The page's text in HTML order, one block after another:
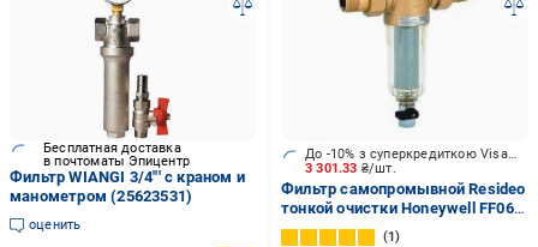
Бесплатная доставка
в почтоматы Эпицентр
Фильтр WIANGI 3/4"' с краном и
манометром (25623531)
оценить
3 301.33 ₴/шт.
До -10% з суперкредиткою Visa Вигода
Фильтр самопромывной Resideo
тонкой очистки Honeywell FF06-
1/2 АА
1